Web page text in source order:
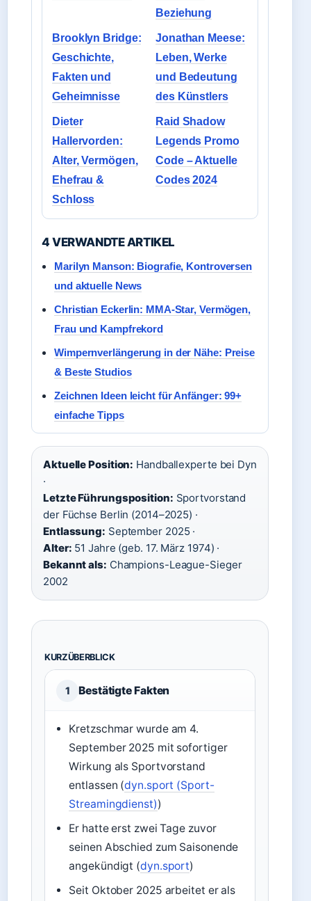
Beziehung
Brooklyn Bridge:
Geschichte,
Fakten und
Geheimnisse
Jonathan Meese:
Leben, Werke
und Bedeutung
des Künstlers
Dieter
Hallervorden:
Alter, Vermögen,
Ehefrau &
Schloss
Raid Shadow
Legends Promo
Code – Aktuelle
Codes 2024
4 VERWANDTE ARTIKEL
Marilyn Manson: Biografie, Kontroversen
und aktuelle News
Christian Eckerlin: MMA-Star, Vermögen,
Frau und Kampfrekord
Wimpernverlängerung in der Nähe: Preise
& Beste Studios
Zeichnen Ideen leicht für Anfänger: 99+
einfache Tipps
Aktuelle Position: Handballexperte bei Dyn
·
Letzte Führungsposition: Sportvorstand
der Füchse Berlin (2014–2025) ·
Entlassung: September 2025 ·
Alter: 51 Jahre (geb. 17. März 1974) ·
Bekannt als: Champions-League-Sieger
2002
KURZÜBERBLICK
1 Bestätigte Fakten
Kretzschmar wurde am 4.
September 2025 mit sofortiger
Wirkung als Sportvorstand
entlassen (dyn.sport (Sport-
Streamingdienst))
Er hatte erst zwei Tage zuvor
seinen Abschied zum Saisonende
angekündigt (dyn.sport)
Seit Oktober 2025 arbeitet er als